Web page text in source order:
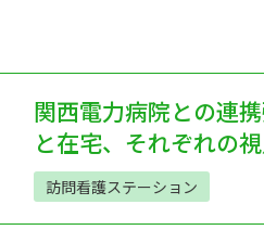
訪問看護ステーション
関西電力病院との連
と在宅、それぞれの